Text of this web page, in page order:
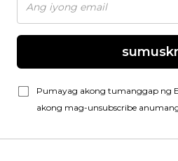
Pumayag akong tumanggap ng
akong mag-unsubscribe